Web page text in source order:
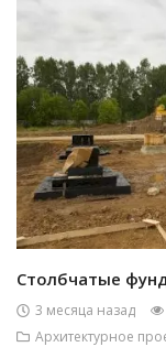
Столбчатые
3 месяца назад
Архитектурное